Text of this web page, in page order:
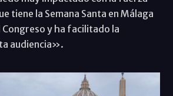
tiene la Semana Santa en Málaga
y ha facilitado la
audiencia».